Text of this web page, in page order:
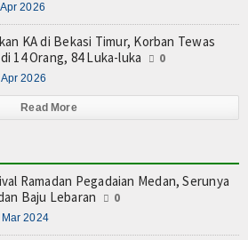
2026
KA di Bekasi Timur, Korban Tewas
14 Orang, 84 Luka-luka
0
2026
Read More
Ramadan Pegadaian Medan, Serunya
Baju Lebaran
0
2024